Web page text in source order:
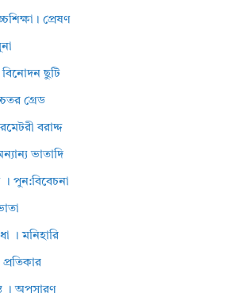
প্রেষণ
বিনোদন ছুটি
গ্রেড
বরাদ্দ
ভাতাদি
। পুন:বিবেচনা
। মনিহারি
। অপসারণ